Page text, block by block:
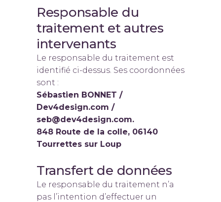
Responsable du
traitement et autres
intervenants
Le responsable du traitement est
identifié ci-dessus. Ses coordonnées
sont :
Sébastien BONNET /
Dev4design.com /
seb@dev4design.com.
848 Route de la colle, 06140
Tourrettes sur Loup
Transfert de données
Le responsable du traitement n’a
pas l’intention d’effectuer un